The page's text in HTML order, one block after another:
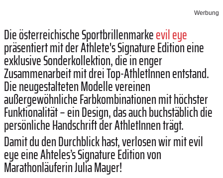
Werbung
Die österreichische Sportbrillenmarkeevil eye
präsentiert mit der Athlete's Signature Edition eine
exklusive Sonderkollektion, die in enger
Zusammenarbeit mit drei Top-AthletInnen entstand.
Die neugestalteten Modelle vereinen
außergewöhnliche Farbkombinationen mit höchster
Funktionalität – ein Design, das auch buchstäblich die
persönliche Handschrift der AthletInnen trägt.
Damit du den Durchblick hast, verlosen wir mit evil
eye eine Ahteles’s Signature Edition von
Marathonläuferin Julia Mayer!